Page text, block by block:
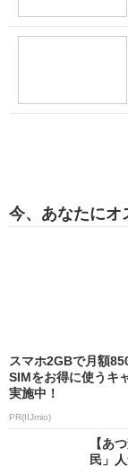
今、あなたにオ
スマホ2GBで月額
SIMをお得に使うキ
実施中！
PR(IIJmio)
【あ
民」